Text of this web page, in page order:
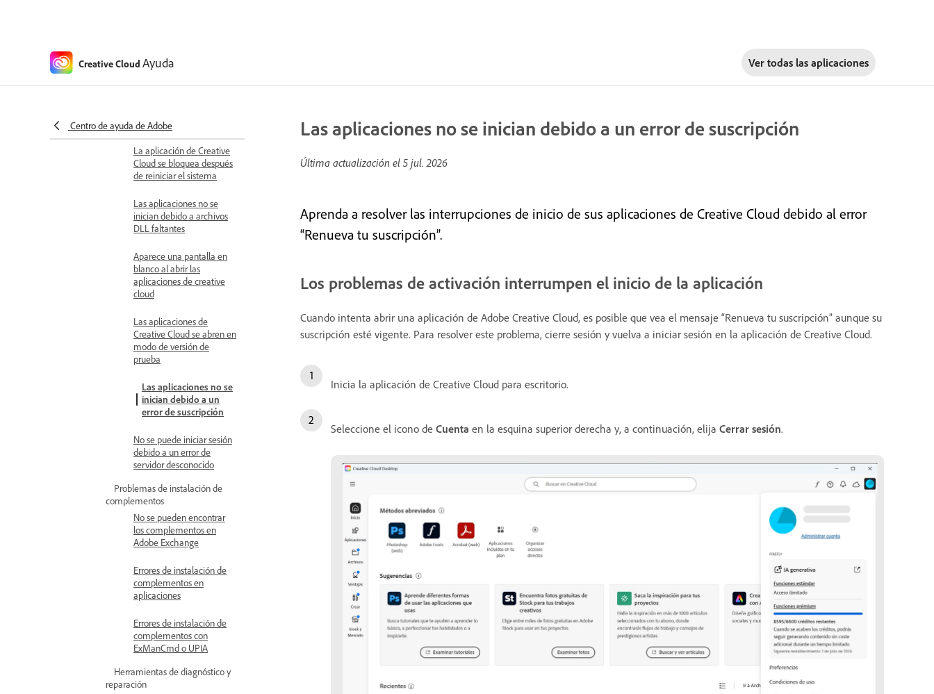
Creative Cloud Ayuda Ver todas las aplicaciones
Centro de ayuda de Adobe
Encontrar registros de
inicio de aplicación
configuración
La aplicación de Creative
Cloud se bloquea después
de reiniciar el sistema
Las aplicaciones no se
inician debido a archivos
DLL faltantes
Aparece una pantalla en
blanco al abrir las
aplicaciones de creative
cloud
Las aplicaciones de
Creative Cloud se abren en
modo de versión de
prueba
Las aplicaciones no se
inician debido a un
error de suscripción
No se puede iniciar sesión
debido a un error de
servidor desconocido
Problemas de instalación de
complementos
No se pueden encontrar
los complementos en
Adobe Exchange
Errores de instalación de
complementos en
aplicaciones
Errores de instalación de
complementos con
ExManCmd o UPIA
Herramientas de diagnóstico y
reparación
Las aplicaciones no se inician debido a un error de suscripción
Última actualización el 5 jul. 2026
Aprenda a resolver las interrupciones de inicio de sus aplicaciones de Creative Cloud debido al error
“Renueva tu suscripción”.
Los problemas de activación interrumpen el inicio de la aplicación
Cuando intenta abrir una aplicación de Adobe Creative Cloud, es posible que vea el mensaje “Renueva tu suscripción” aunque su
suscripción esté vigente. Para resolver este problema, cierre sesión y vuelva a iniciar sesión en la aplicación de Creative Cloud.
Inicia la aplicación de Creative Cloud para escritorio.
Seleccione el icono de Cuenta en la esquina superior derecha y, a continuación, elija Cerrar sesión.